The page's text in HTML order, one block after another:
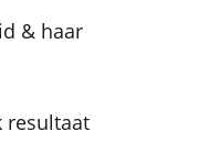
& haar
resultaat